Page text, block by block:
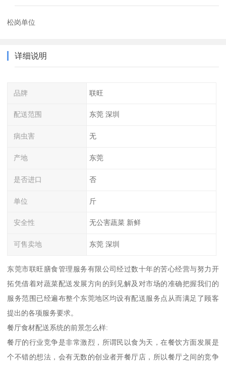
松岗单位
详细说明
品牌 联旺
配送范围 东莞 深圳
病虫害 无
产地 东莞
是否进口 否
单位 斤
安全性 无公害蔬菜 新鲜
可售卖地 东莞 深圳
东莞市联旺膳食管理服务有限公司经过数十年的苦心经营与努力开
拓凭借着对蔬菜配送发展方向的到见解及对市场的准确把握我们的
服务范围已经遍布整个东莞地区均设有配送服务点从而满足了顾客
提出的各项服务要求。
餐厅食材配送系统的前景怎么样:
餐厅的行业竞争是非常激烈，所谓民以食为天，在餐饮方面发展是
个不错的想法，会有无数的创业者开餐厅店，所以餐厅之间的竞争